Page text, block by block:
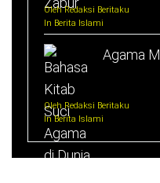
Oleh Redaksi Beritaku
In Berita Islami
Agama
Oleh Redaksi Beritaku
In Berita Islami